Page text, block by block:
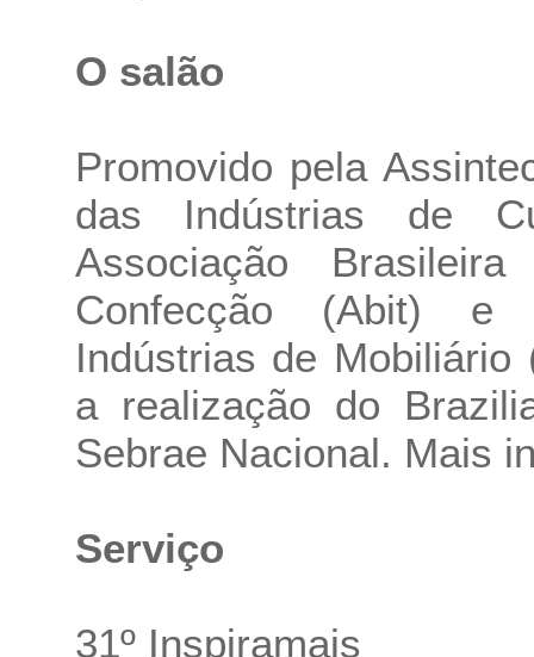
O salão
Promovido pela
das Indústrias de
Associação
Confecção (Abit) e
Indústrias de
a realização do
Sebrae Nacional. Mais
Serviço
31º Inspiramais